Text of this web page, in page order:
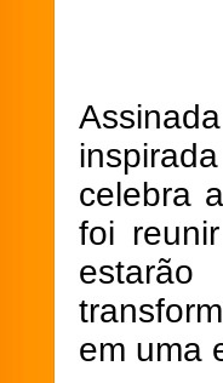
celebra
foi
em uma